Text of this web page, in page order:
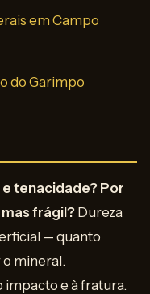
em Campo
do Garimpo
tenacidade? Por
frágil? Dureza
— quanto
mineral.
impacto e à fratura.